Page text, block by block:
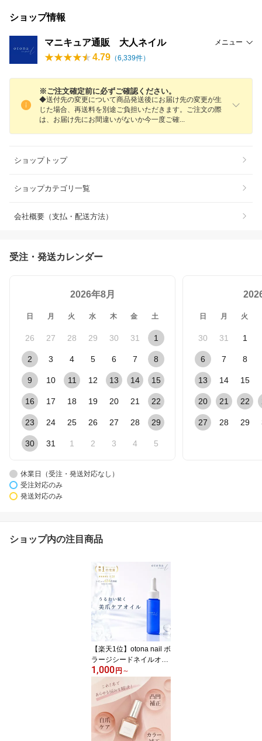
ショップ情報
マニキュア通販 大人ネイル メニュー
4.79 （6,339件）
※ご注文確定前に必ずご確認ください。
◆送付先の変更について商品発送後にお届け先の変更が生
じた場合、再送料を別途ご負担いただきます。ご注文の際
は、お届け先にお間違いがないか今一度ご確
ショップトップ
ショップカテゴリ一覧
会社概要（支払・配送方法）
受注・発送カレンダー
2026年8月
日 月 火 水 木 金 土
26 27 28 29 30 31 1
2 3 4 5 6 7 8
9 10 11 12 13 14 15
16 17 18 19 20 21 22
23 24 25 26 27 28 29
30 31 1 2 3 4 5
日 月 火
30 31 1
6 7 8
13 14 15
20 21 22
27 28 29
休業日（受注・発送対応なし）
受注対応のみ
発送対応のみ
ショップ内の注目商品
【楽天1位】otona nail ボ
ラージシードネイルオイ
ル （植物性 キューティ
クルオイル ネイルケア）
【乾燥】【保湿】【うる
おい】【フットケア】
1,000 円 ～